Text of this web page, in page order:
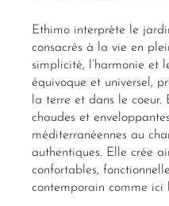
Ethimo interprète le
consacrés à la vie en
simplicité, l’harmonie et
équivoque et universel,
la terre et dans le coeur.
chaudes et
méditerranéennes au
authentiques. Elle crée
confortables,
contemporain comme